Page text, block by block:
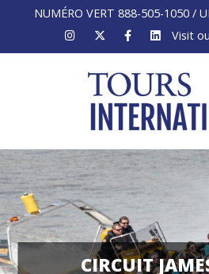
NUMÉRO VERT 888-505-1050 /
Visit
CIRCUIT